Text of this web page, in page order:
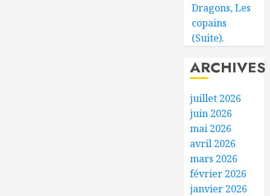
Dragons, Les
copains
(Suite).
ARCHIVES
juillet 2026
juin 2026
mai 2026
avril 2026
mars 2026
février 2026
janvier 2026